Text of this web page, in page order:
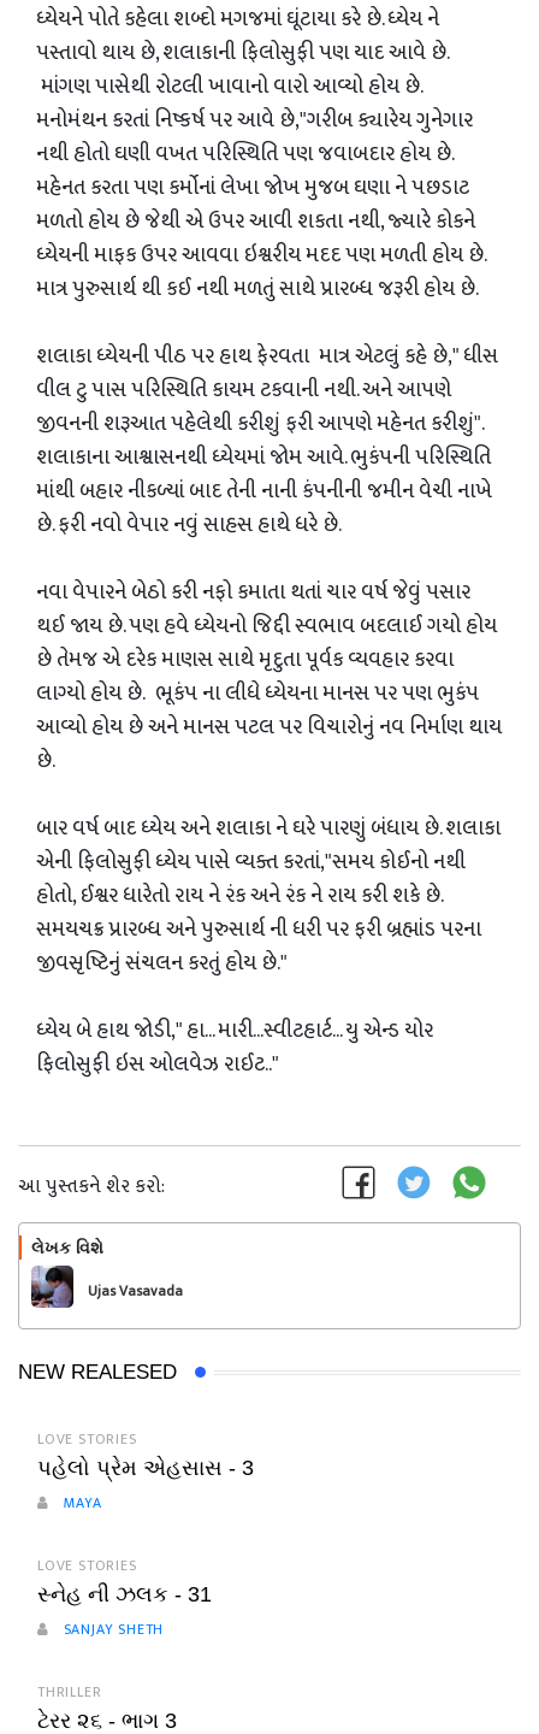
ધ્યેયને પોતે કહેલા શબ્દો મગજમાં ઘૂંટાયા કરે છે. ધ્યેય ને
પસ્તાવો થાય છે, શલાકાની ફિલોસુફી પણ યાદ આવે છે.
માંગણ પાસેથી રોટલી ખાવાનો વારો આવ્યો હોય છે.
મનોમંથન કરતાં નિષ્કર્ષ પર આવે છે,"ગરીબ ક્યારેય ગુનેગાર
નથી હોતો ઘણી વખત પરિસ્થિતિ પણ જવાબદાર હોય છે.
મહેનત કરતા પણ કર્મોનાં લેખા જોખ મુજબ ઘણા ને પછડાટ
મળતો હોય છે જેથી એ ઉપર આવી શકતા નથી, જ્યારે કોકને
ધ્યેયની માફક ઉપર આવવા ઇશ્વરીય મદદ પણ મળતી હોય છે.
માત્ર પુરુસાર્થ થી કઈ નથી મળતું સાથે પ્રારબ્ધ જરૂરી હોય છે.
શલાકા ધ્યેયની પીઠ પર હાથ ફેરવતા માત્ર એટલું કહે છે," ધીસ
વીલ ટુ પાસ પરિસ્થિતિ કાયમ ટકવાની નથી. અને આપણે
જીવનની શરૂઆત પહેલેથી કરીશું ફરી આપણે મહેનત કરીશું".
શલાકાના આશ્વાસનથી ધ્યેયમાં જોમ આવે. ભુકંપની પરિસ્થિતિ
માંથી બહાર નીકળ્યાં બાદ તેની નાની કંપનીની જમીન વેચી નાખે
છે. ફરી નવો વેપાર નવું સાહસ હાથે ધરે છે.
નવા વેપારને બેઠો કરી નફો કમાતા થતાં ચાર વર્ષ જેવું પસાર
થઈ જાય છે. પણ હવે ધ્યેયનો જિદ્દી સ્વભાવ બદલાઈ ગયો હોય
છે તેમજ એ દરેક માણસ સાથે મૃદુતા પૂર્વક વ્યવહાર કરવા
લાગ્યો હોય છે. ભૂકંપ ના લીધે ધ્યેયના માનસ પર પણ ભુકંપ
આવ્યો હોય છે અને માનસ પટલ પર વિચારોનું નવ નિર્માણ થાય
છે.
બાર વર્ષ બાદ ધ્યેય અને શલાકા ને ઘરે પારણું બંધાય છે. શલાકા
એની ફિલોસુફી ધ્યેય પાસે વ્યક્ત કરતાં,"સમય કોઈનો નથી
હોતો, ઈશ્વર ધારેતો રાય ને રંક અને રંક ને રાય કરી શકે છે.
સમયચક્ર પ્રારબ્ધ અને પુરુસાર્થ ની ધરી પર ફરી બ્રહ્માંડ પરના
જીવસૃષ્ટિનું સંચલન કરતું હોય છે."
ધ્યેય બે હાથ જોડી," હા... મારી...સ્વીટહાર્ટ... યુ એન્ડ યોર
ફિલોસુફી ઇસ ઓલવેઝ રાઈટ.."
આ પુસ્તકને શેર કરો:
લેખક વિશે
Ujas Vasavada
NEW REALESED
LOVE STORIES
પહેલો પ્રેમ એહસાસ - 3
MAYA
LOVE STORIES
સ્નેહ ની ઝલક - 31
SANJAY SHETH
THRILLER
ટેરર ૨૬ - ભાગ 3